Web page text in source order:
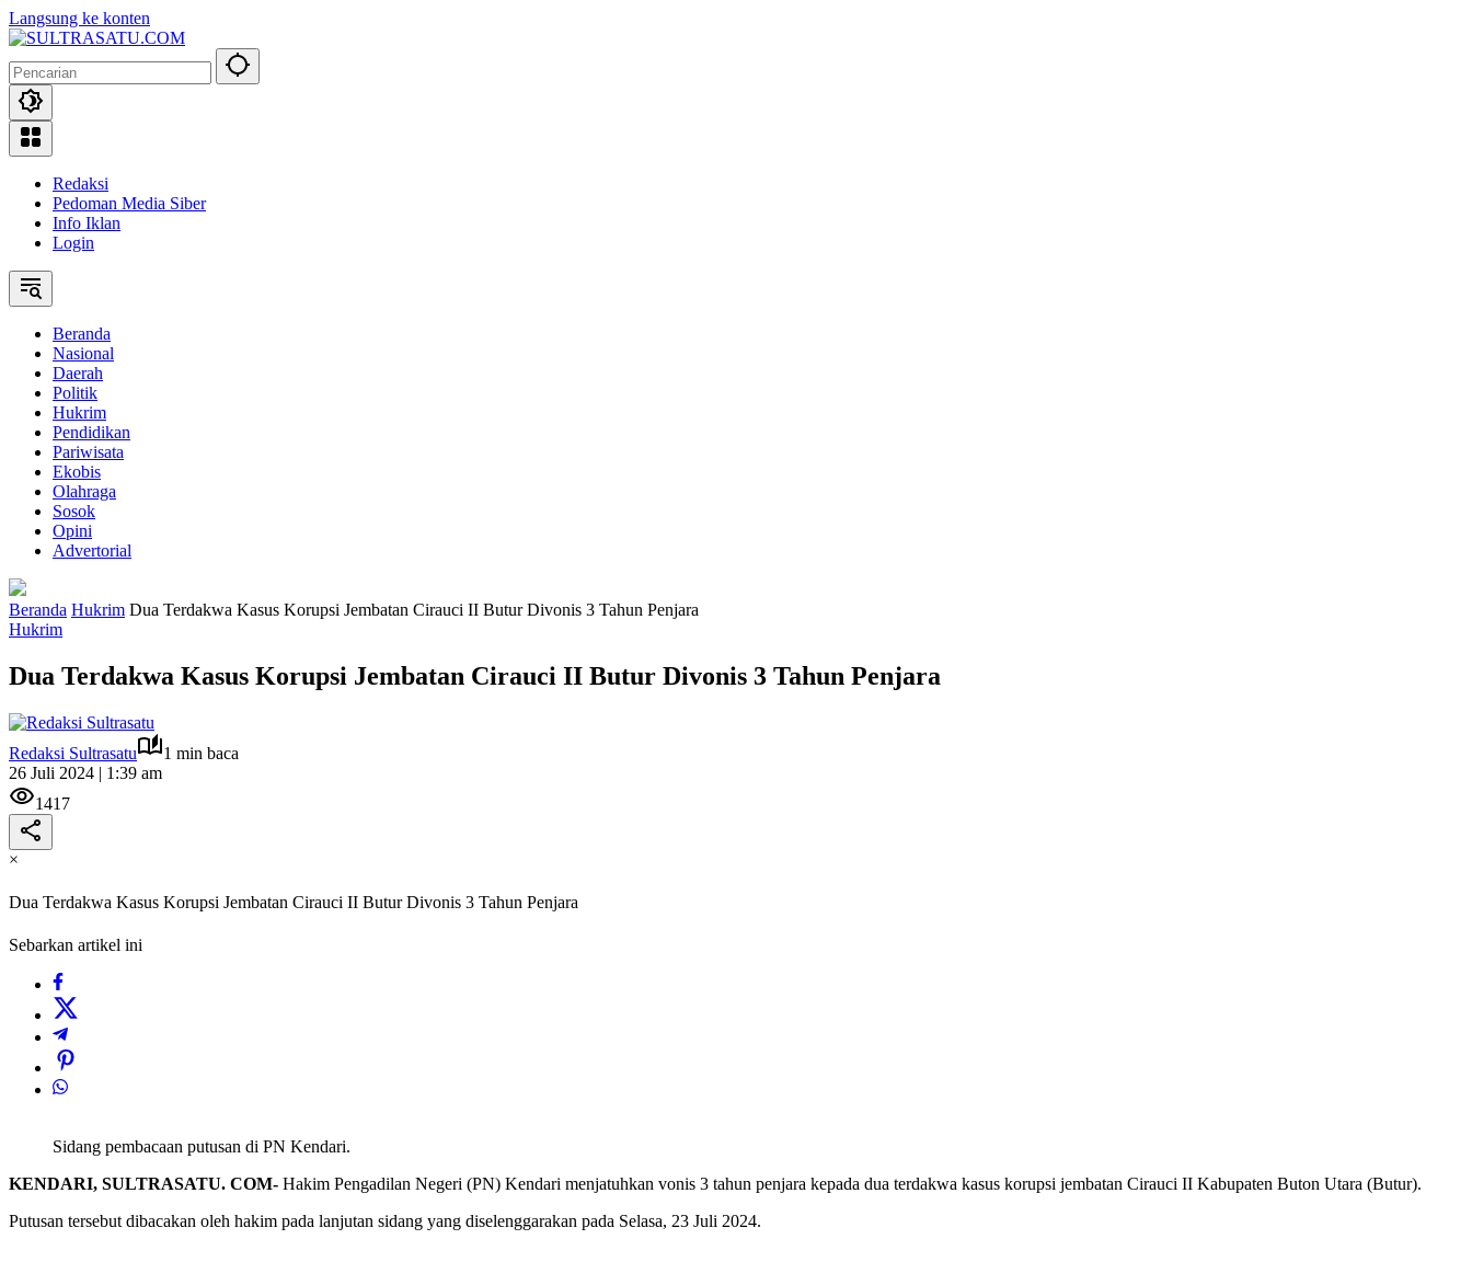
Langsung ke konten
Redaksi
Pedoman Media Siber
Info Iklan
Login
Beranda
Nasional
Daerah
Politik
Hukrim
Pendidikan
Pariwisata
Ekobis
Olahraga
Sosok
Opini
Advertorial
Beranda Hukrim Dua Terdakwa Kasus Korupsi Jembatan Cirauci II Butur Divonis 3 Tahun Penjara
Hukrim
Dua Terdakwa Kasus Korupsi Jembatan Cirauci II Butur Divonis 3 Tahun Penjara
Redaksi Sultrasatu
1 min baca
26 Juli 2024 | 1:39 am
1417
×
Dua Terdakwa Kasus Korupsi Jembatan Cirauci II Butur Divonis 3 Tahun Penjara
Sebarkan artikel ini
Sidang pembacaan putusan di PN Kendari.
KENDARI, SULTRASATU. COM- Hakim Pengadilan Negeri (PN) Kendari menjatuhkan vonis 3 tahun penjara kepada dua terdakwa kasus korupsi jembatan Cirauci II Kabupaten Buton Utara (Butur).
Putusan tersebut dibacakan oleh hakim pada lanjutan sidang yang diselenggarakan pada Selasa, 23 Juli 2024.